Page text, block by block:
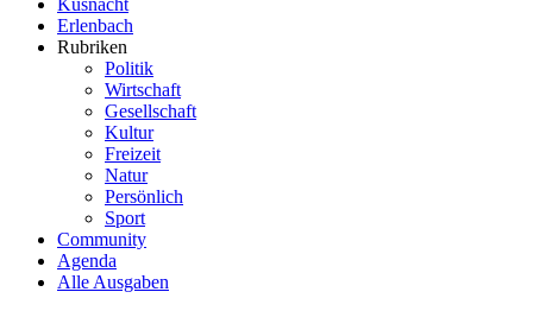
Küsnacht
Erlenbach
Rubriken
Politik
Wirtschaft
Gesellschaft
Kultur
Freizeit
Natur
Persönlich
Sport
Community
Agenda
Alle Ausgaben